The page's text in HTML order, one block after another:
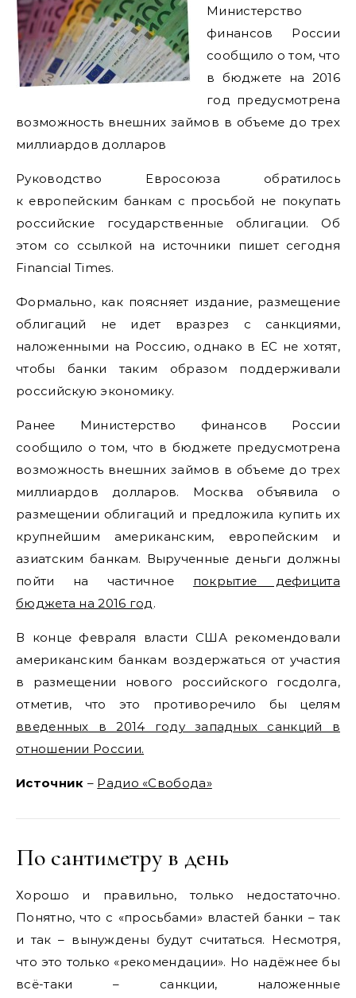
Министерство
финансов России
сообщило о том, что
в бюджете на 2016
год предусмотрена
возможность внешних займов в объеме до трех
миллиардов долларов
Руководство Евросоюза обратилось
к европейским банкам с просьбой не покупать
российские государственные облигации. Об
этом со ссылкой на источники пишет сегодня
Financial Times.
Формально, как поясняет издание, размещение
облигаций не идет вразрез с санкциями,
наложенными на Россию, однако в ЕС не хотят,
чтобы банки таким образом поддерживали
российскую экономику.
Ранее Министерство финансов России
сообщило о том, что в бюджете предусмотрена
возможность внешних займов в объеме до трех
миллиардов долларов. Москва объявила о
размещении облигаций и предложила купить их
крупнейшим американским, европейским и
азиатским банкам. Вырученные деньги должны
пойти на частичное покрытие дефицита
бюджета на 2016 год.
В конце февраля власти США рекомендовали
американским банкам воздержаться от участия
в размещении нового российского госдолга,
отметив, что это противоречило бы целям
введенных в 2014 году западных санкций в
отношении России.
Источник – Радио «Свобода»
По сантиметру в день
Хорошо и правильно, только недостаточно.
Понятно, что с «просьбами» властей банки – так
и так – вынуждены будут считаться. Несмотря,
что это только «рекомендации». Но надёжнее бы
всё-таки – санкции, наложенные